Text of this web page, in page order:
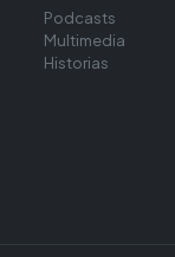
Podcasts
Multimedia
Historias